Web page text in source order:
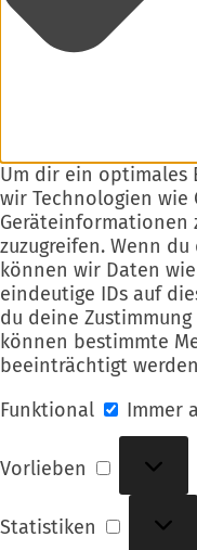
Um dir ein optimales
wir Technologien wie
Geräteinformationen
zuzugreifen. Wenn
können wir Daten
eindeutige IDs auf
du deine
können bestimmte
beeinträchtigt
Funktional
Immer
Vorlieben
Vorlieben
Statistiken